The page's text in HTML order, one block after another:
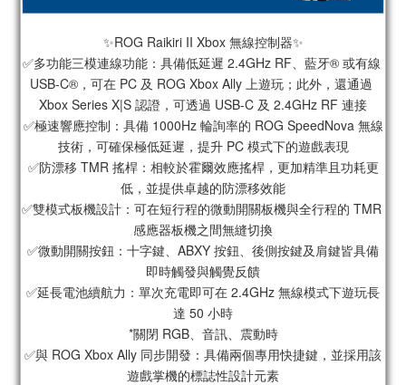
✨ROG Raikiri II Xbox 無線控制器✨
✅多功能三模連線功能：具備低延遲 2.4GHz RF、藍牙® 或有線
USB-C®，可在 PC 及 ROG Xbox Ally 上遊玩；此外，還通過
Xbox Series X|S 認證，可透過 USB-C 及 2.4GHz RF 連接
✅極速響應控制：具備 1000Hz 輪詢率的 ROG SpeedNova 無線
技術，可確保極低延遲，提升 PC 模式下的遊戲表現
✅防漂移 TMR 搖桿：相較於霍爾效應搖桿，更加精準且功耗更
低，並提供卓越的防漂移效能
✅雙模式板機設計：可在短行程的微動開關板機與全行程的 TMR
感應器板機之間無縫切換
✅微動開關按鈕：十字鍵、ABXY 按鈕、後側按鍵及肩鍵皆具備
即時觸發與觸覺反饋
✅延長電池續航力：單次充電即可在 2.4GHz 無線模式下遊玩長
達 50 小時
*關閉 RGB、音訊、震動時
✅與 ROG Xbox Ally 同步開發：具備兩個專用快捷鍵，並採用該
遊戲掌機的標誌性設計元素